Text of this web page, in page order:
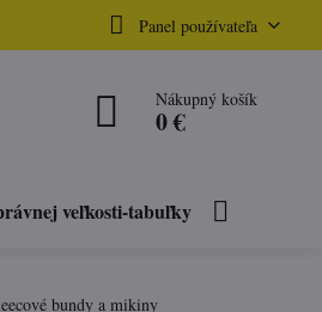
Panel používateľa
Nákupný košík
0 €
veľkosti-tabuľky
bundy a mikiny